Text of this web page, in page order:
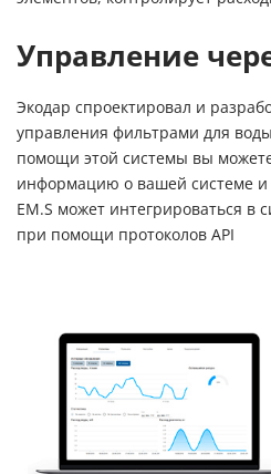
Управление
Экодар спроектировал и
управления фильтрами для
помощи этой системы вы
информацию о вашей системе и
EM.S может интегрироваться в
при помощи протоколов API